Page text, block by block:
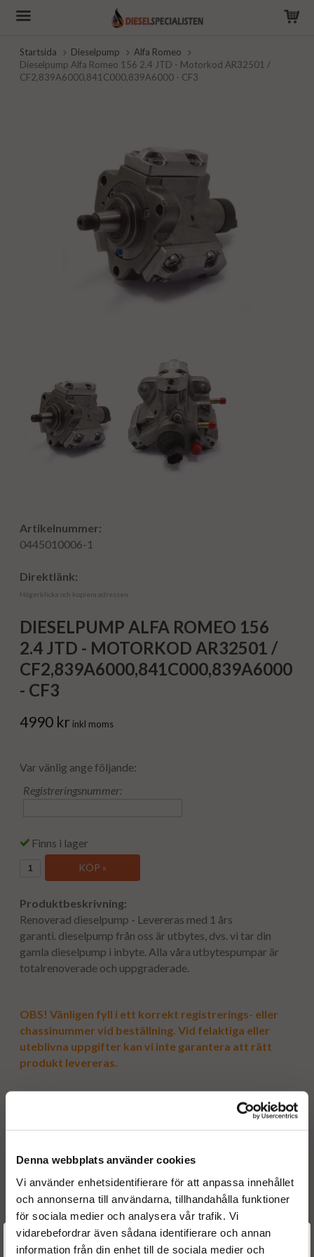
Denna webbplats använder cookies
Vi använder enhetsidentifierare för att anpassa innehållet
och annonserna till användarna, tillhandahålla funktioner
för sociala medier och analysera vår trafik. Vi
vidarebefordrar även sådana identifierare och annan
information från din enhet till de sociala medier och
Startsida Dieselpump
Alfa Romeo
Dieselpump Alfa Romeo 156 2.4 JTD - Motorkod AR32501 /
CF2,839A6000,841C000,839A6000 - CF3
Artikelnummer:
0445010006-1
Direktlänk:
Högerklicka och kopiera adressen
DIESELPUMP ALFA ROMEO 156
2.4 JTD - MOTORKOD AR32501 /
CF2,839A6000,841C000,839A6000
- CF3
4990 kr inkl moms
Var vänlig ange följande:
Registreringsnummer:
Finns i lager
KÖP »
Produktbeskrivning:
Renoverad dieselpump - Levereras med 1 års
garanti. dieselpump från oss är utbytes, dvs. vi tar din
gamla dieselpump i inbyte. Alla våra utbytespumpar är
totalrenoverade och uppgraderade.
OBS! Vänligen fyll i ett korrekt registrerings- eller
chassinummer vid beställning. Vid felaktiga eller
uteblivna uppgifter kan vi inte garantera att rätt
produkt levereras.
Hk: 136, 140, 150
År: 2002 - 2008
OriginalnummerVälkommen till